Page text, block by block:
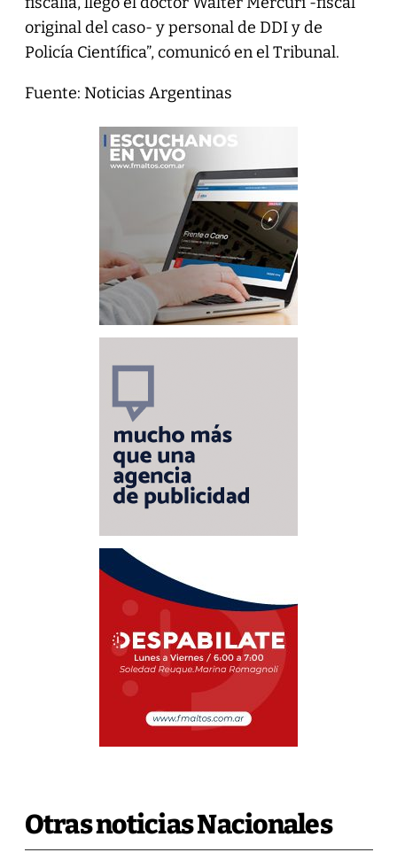
original del caso- y personal de DDI y de
Policía Científica”, comunicó en el Tribunal.
Fuente: Noticias Argentinas
Otras noticias Nacionales